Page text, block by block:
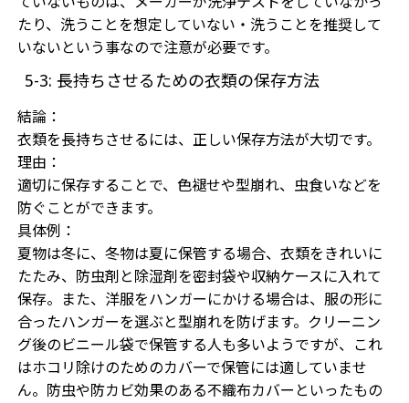
たり、洗うことを想定していない・洗うことを推奨して
いないという事なので注意が必要です。
5-3: 長持ちさせるための衣類の保存方法
結論：
衣類を長持ちさせるには、正しい保存方法が大切です。
理由：
適切に保存することで、色褪せや型崩れ、虫食いなどを
防ぐことができます。
具体例：
夏物は冬に、冬物は夏に保管する場合、衣類をきれいに
たたみ、防虫剤と除湿剤を密封袋や収納ケースに入れて
保存。また、洋服をハンガーにかける場合は、服の形に
合ったハンガーを選ぶと型崩れを防げます。クリーニン
グ後のビニール袋で保管する人も多いようですが、これ
はホコリ除けのためのカバーで保管には適していませ
ん。防虫や防カビ効果のある不織布カバーといったもの